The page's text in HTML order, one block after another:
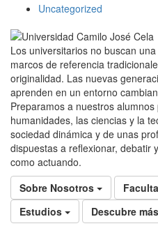
Uncategorized
Los universitarios no buscan
marcos de referencia
originalidad. Las nuevas
aprenden en un entorno
Preparamos a nuestros
humanidades, las ciencias y la
sociedad dinámica y de unas
dispuestas a reflexionar, debatir
como actuando.
Sobre Nosotros
Estudios
Descubre más